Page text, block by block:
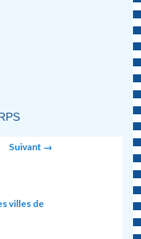
Suivant →
villes de